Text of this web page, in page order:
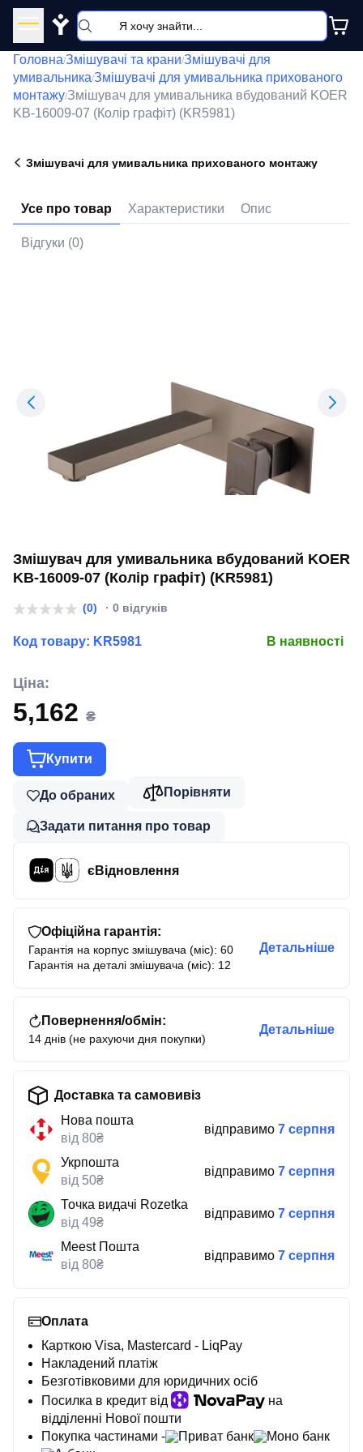
Y
Головна/Змішувачі та крани/Змішувачі для
умивальника/Змішувачі для умивальника прихованого
монтажу/Змішувач для умивальника вбудований KOER
KB-16009-07 (Колір графіт) (KR5981)
Змішувачі для умивальника прихованого монтажу
Усе про товар Характеристики Опис
Відгуки (0)
Змішувач для умивальника вбудований KOER
KB-16009-07 (Колір графіт) (KR5981)
(0) · 0 відгуків
Код товару: KR5981 В наявності
Ціна:
5,162 ₴
Купити
До обраних Порівняти
Задати питання про товар
єВідновлення
Офіційна гарантія:
Гарантія на корпус змішувача (міс): 60
Гарантія на деталі змішувача (міс): 12
Детальніше
Повернення/обмін:
14 днів (не рахуючи дня покупки)
Детальніше
Доставка та самовивіз
Нова пошта
від 80₴
відправимо 7 серпня
Укрпошта
від 50₴
відправимо 7 серпня
Точка видачі Rozetka
від 49₴
відправимо 7 серпня
Meest Пошта
від 80₴
відправимо 7 серпня
Оплата
Карткою Visa, Mastercard - LiqPay
Накладений платіж
Безготівковими для юридичних осіб
Посилка в кредит від
на
відділенні Нової пошти
Покупка частинами -
Приват банк
Моно банк